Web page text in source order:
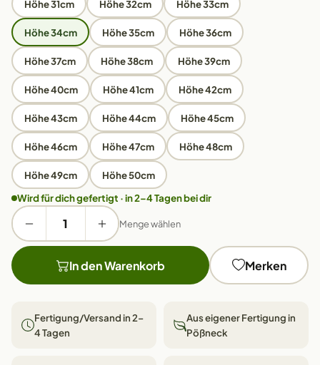
Höhe 31cm Höhe 32cm Höhe 33cm
Höhe 34cm Höhe 35cm Höhe 36cm
Höhe 37cm Höhe 38cm Höhe 39cm
Höhe 40cm Höhe 41cm Höhe 42cm
Höhe 43cm Höhe 44cm Höhe 45cm
Höhe 46cm Höhe 47cm Höhe 48cm
Höhe 49cm
Höhe 50cm
Wird für dich gefertigt · in 2–4 Tagen bei dir
Menge wählen
In den Warenkorb Merken
Fertigung/Versand in 2–
4 Tagen
Aus eigener Fertigung in
Pößneck